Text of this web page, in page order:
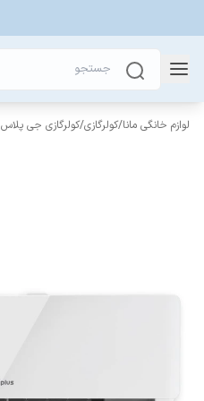
لوازم خانگی مانا/کولرگازی/کولرگازی جی پلاس